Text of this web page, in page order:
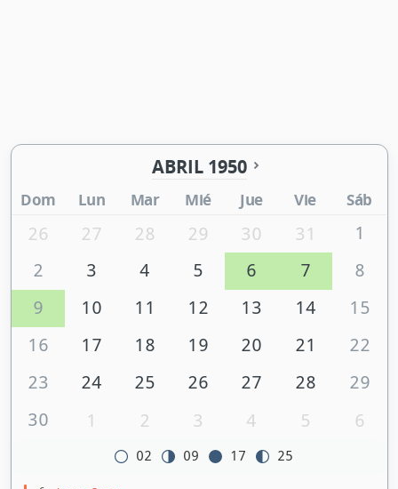
ABRIL 1950
Dom Lun Mar Mié Jue Vie Sáb
26 27 28 29 30 31
1
2
3 4 5 6 7
8
9
10 11 12 13 14
15
16
17 18 19 20 21
22
23
24 25 26 27 28
29
30
1 2 3 4 5 6
02 09 17 25